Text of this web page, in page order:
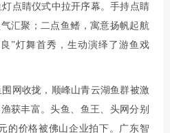
点睛仪式中拉开序幕。手持点睛
汇聚；二点鱼鳍，寓意扬帆起航
”灯舞首秀，生动演绎了游鱼戏
网收拢，顺峰山青云湖鱼群被激
获丰富。头鱼、鱼王、头网分别
的价格被佛山企业拍下。广东智